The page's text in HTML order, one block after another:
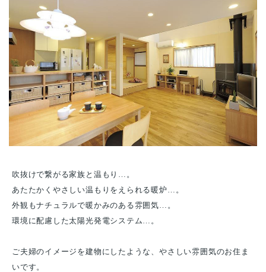
吹抜けで繋がる家族と温もり…。
あたたかくやさしい温もりをえられる暖炉…。
外観もナチュラルで暖かみのある雰囲気…。
環境に配慮した太陽光発電システム…。
ご夫婦のイメージを建物にしたような、やさしい雰囲気のお住ま
いです。